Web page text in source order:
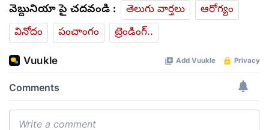
వెబ్దునియా పై చదవండి : తెలుగు వార్తలు
ఆరోగ్యం
వినోదం
పంచాంగం ట్రెండింగ్..